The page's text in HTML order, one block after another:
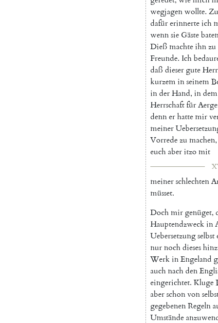
wegjagenwollte.
dafürerinnerteich
wennsie Gäste
Dieß machteihnzu
Freunde. Ich
daß dieserguteHerr
kurzeminseinem
inderHand, indem
Herrschaftfür
dennerhattemir
meiner
Vorredezu machen,
euchaberitzo mit
meinerschlechten
müsset.
Dochmirgenüget,
Hauptendzweckin
Uebersetzungselbst
nurnochdieses
WerkinEngeland
auchnachden
eingerichtet. Kluge
aberschonvon
gegebenenRegeln
Umstände